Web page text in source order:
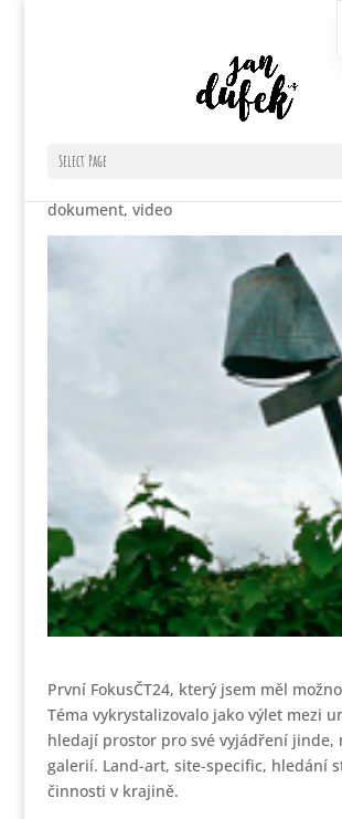
Select Page
FOKUS ČT24
dokument,video
První FokusČT24, který jsem měl
Téma vykrystalizovalo jako výlet mezi
hledají prostor pro své vyjádření jinde,
galerií. Land-art, site-specific, hledání
činnosti v krajině.